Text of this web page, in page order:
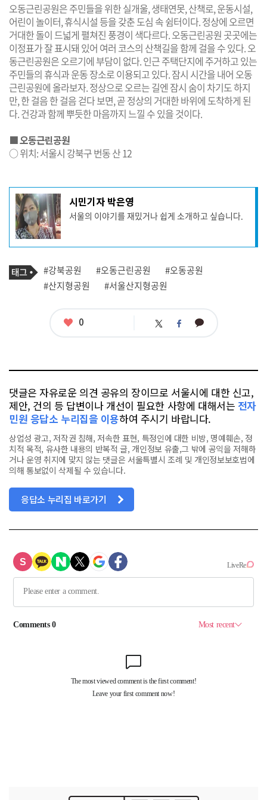
오동근린공원은 주민들을 위한 실개울, 생태연못, 산책로, 운동시설,
어린이 놀이터, 휴식시설 등을 갖춘 도심 속 쉼터이다. 정상에 오르면
거대한 돌이 드넓게 펼쳐진 풍경이 색다르다. 오동근린공원 곳곳에는
이정표가 잘 표시돼 있어 여러 코스의 산책길을 함께 걸을 수 있다. 오
동근린공원은 오르기에 부담이 없다. 인근 주택단지에 주거하고 있는
주민들의 휴식과 운동 장소로 이용되고 있다. 잠시 시간을 내어 오동
근린공원에 올라보자. 정상으로 오르는 길엔 잠시 숨이 차기도 하지
만, 한 걸음 한 걸음 걷다 보면, 곧 정상의 거대한 바위에 도착하게 된
다. 건강과 함께 뿌듯한 마음까지 느낄 수 있을 것이다.
■ 오동근린공원
○ 위치: 서울시 강북구 번동 산 12
기
사
작
성
자
프
필
시민기자 박은영
서울의 이야기를 재밌거나 쉽게 소개하고 싶습니다.
기
사
관
련
태
그
#강북공원 #오동근린공원
#오동공원
#산지형공원
#서울산지형공원
좋
0 트 페 카
댓글은 자유로운 의견 공유의 장이므로 서울시에 대한 신고,
제안, 건의 등 답변이나 개선이 필요한 사항에 대해서는 전자
민원 응답소 누리집을 이용하여 주시기 바랍니다.
상업성 광고, 저작권 침해, 저속한 표현, 특정인에 대한 비방, 명예훼손, 정
치적 목적, 유사한 내용의 반복적 글, 개인정보 유출,그 밖에 공익을 저해하
거나 운영 취지에 맞지 않는 댓글은 서울특별시 조례 및 개인정보보호법에
의해 통보없이 삭제될 수 있습니다.
응답소 누리집 바로가기